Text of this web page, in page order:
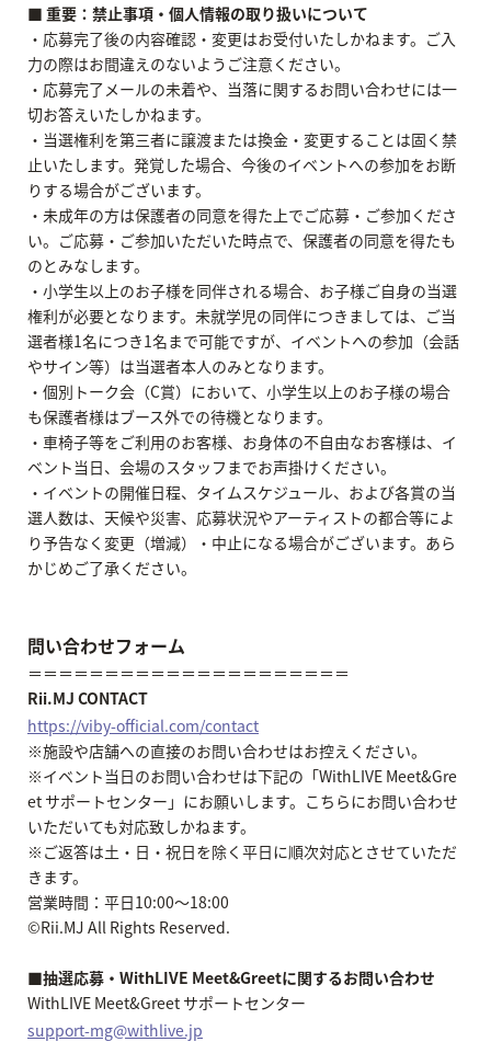
■ 重要：禁止事項・個人情報の取り扱いについて
・応募完了後の内容確認・変更はお受付いたしかねます。ご入
力の際はお間違えのないようご注意ください。
・応募完了メールの未着や、当落に関するお問い合わせには一
切お答えいたしかねます。
・当選権利を第三者に譲渡または換金・変更することは固く禁
止いたします。発覚した場合、今後のイベントへの参加をお断
りする場合がございます。
・未成年の方は保護者の同意を得た上でご応募・ご参加くださ
い。ご応募・ご参加いただいた時点で、保護者の同意を得たも
のとみなします。
・小学生以上のお子様を同伴される場合、お子様ご自身の当選
権利が必要となります。未就学児の同伴につきましては、ご当
選者様1名につき1名まで可能ですが、イベントへの参加（会話
やサイン等）は当選者本人のみとなります。
・個別トーク会（C賞）において、小学生以上のお子様の場合
も保護者様はブース外での待機となります。
・車椅子等をご利用のお客様、お身体の不自由なお客様は、イ
ベント当日、会場のスタッフまでお声掛けください。
・イベントの開催日程、タイムスケジュール、および各賞の当
選人数は、天候や災害、応募状況やアーティストの都合等によ
り予告なく変更（増減）・中止になる場合がございます。あら
かじめご了承ください。
問い合わせフォーム
＝＝＝＝＝＝＝＝＝＝＝＝＝＝＝＝＝＝＝＝＝
Rii.MJ CONTACT
https://viby-official.com/contact
※施設や店舗への直接のお問い合わせはお控えください。
※イベント当日のお問い合わせは下記の「WithLIVE Meet&Gre
et サポートセンター」にお願いします。こちらにお問い合わせ
いただいても対応致しかねます。
※ご返答は土・日・祝日を除く平日に順次対応とさせていただ
きます。
営業時間：平日10:00～18:00
©Rii.MJ All Rights Reserved.
■抽選応募・WithLIVE Meet&Greetに関するお問い合わせ
WithLIVE Meet&Greet サポートセンター
support-mg@withlive.jp